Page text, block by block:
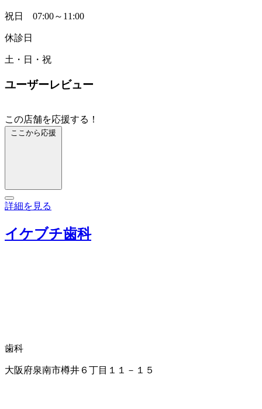
祝日 07:00～11:00
休診日
土・日・祝
ユーザーレビュー
この店舗を応援する！
ここから応援
詳細を見る
イケブチ歯科
歯科
大阪府泉南市樽井６丁目１１－１５